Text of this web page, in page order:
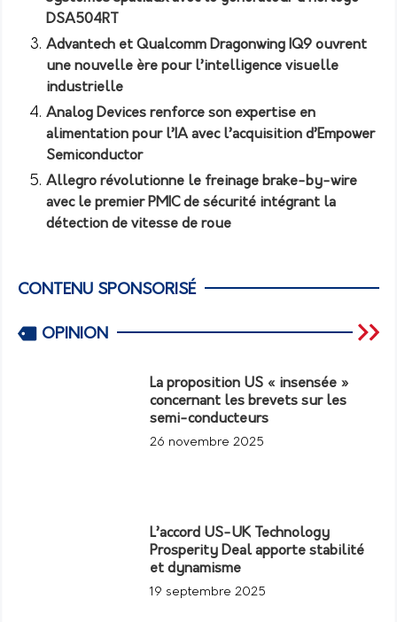
DSA504RT
Advantech et Qualcomm Dragonwing IQ9 ouvrent
une nouvelle ère pour l’intelligence visuelle
industrielle
Analog Devices renforce son expertise en
alimentation pour l’IA avec l’acquisition d’Empower
Semiconductor
Allegro révolutionne le freinage brake-by-wire
avec le premier PMIC de sécurité intégrant la
détection de vitesse de roue
CONTENU SPONSORISÉ
OPINION
La proposition US « insensée »
concernant les brevets sur les
semi-conducteurs
26 novembre 2025
L’accord US-UK Technology
Prosperity Deal apporte stabilité
et dynamisme
19 septembre 2025